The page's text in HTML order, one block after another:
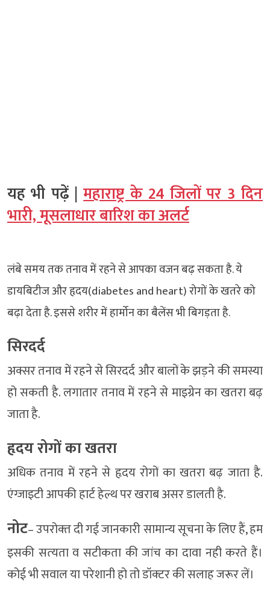
यह भी पढ़ें |महाराष्ट्र के 24 जिलों पर 3 दिन
भारी, मूसलाधार बारिश का अलर्ट
लंबे समय तक तनाव में रहने से आपका वजन बढ़ सकता है. ये
डायबिटीज और हृदय(diabetes and heart) रोगों के खतरे को
बढ़ा देता है. इससे शरीर में हार्मोन का बैलेंस भी बिगड़ता है.
सिरदर्द
अक्सर तनाव में रहने से सिरदर्द और बालों के झड़ने की समस्या
हो सकती है. लगातार तनाव में रहने से माइग्रेन का खतरा बढ़
जाता है.
हृदय रोगों का खतरा
अधिक तनाव में रहने से हृदय रोगों का खतरा बढ़ जाता है.
एंग्जाइटी आपकी हार्ट हेल्थ पर खराब असर डालती है.
नोट– उपरोक्‍त दी गई जानकारी सामान्‍य सूचना के लिए हैं, हम
इसकी सत्‍यता व सटीकता की जांच का दावा नही करते हैं।
कोई भी सवाल या परेशानी हो तो डॉक्‍टर की सलाह जरूर लें।